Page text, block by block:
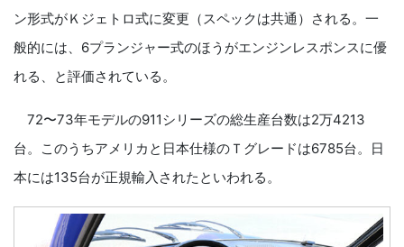
ン形式がＫジェトロ式に変更（スペックは共通）される。一
般的には、6プランジャー式のほうがエンジンレスポンスに優
れる、と評価されている。
72〜73年モデルの911シリーズの総生産台数は2万4213
台。このうちアメリカと日本仕様のＴグレードは6785台。日
本には135台が正規輸入されたといわれる。